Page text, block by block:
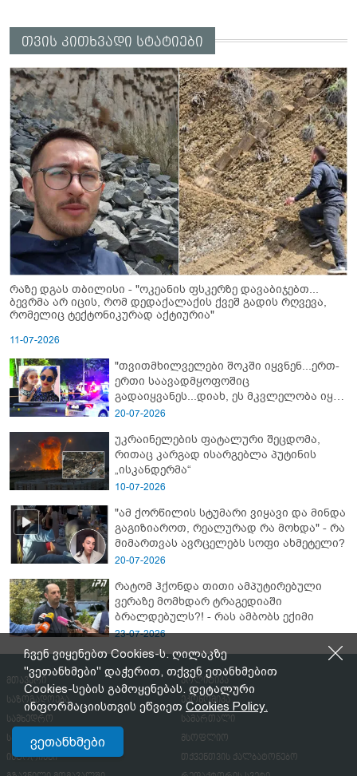
თვის კითხვადი სტატიები
რაზე დგას თბილისი - "ოკეანის ფსკერზე დავაბიჯებთ...
ბევრმა არ იცის, რომ დედაქალაქის ქვეშ გადის რღვევა,
რომელიც ტექტონიკურად აქტიურია"
11-07-2026
"თვითმხილველები შოკში იყვნენ...ერთ-
ერთი საავადმყოფოშიც
გადაიყვანეს...დიახ, ეს მკვლელობა იყო"
- გორში დატრიალებული ტრაგედიის
20-07-2026
უკრაინელების ფატალური შეცდომა,
რითაც კარგად ისარგებლა პუტინის
„ისკანდერმა“
10-07-2026
"ამ ქორწილის სტუმარი ვიყავი და მინდა
გაგიზიაროთ, რეალურად რა მოხდა" - რა
მიმართვას ავრცელებს სოფი ახმეტელი?
20-07-2026
რატომ ჰქონდა თითი ამპუტირებული
ვერაზე მომხდარ ტრაგედიაში
ბრალდებულს?! - რას ამბობს ექიმი
23-07-2026
მთავარი
პოლიტიკა
საზოგადოება
ეკონომიკა
სამხედრო
სამართალი
სპორტი
მსოფლიო
ისტორიანი
თქვენთვის ქალბატონებო
ჩვენ ვიყენებთ Cookies-ს. ღილაკზე
"ვეთანხმები" დაჭერით, თქვენ ეთანხმებით
Cookies-სების გამოყენებას. დეტალური
ინფორმაციისთვის ეწვიეთCookies Policy.
ვეთანხმები